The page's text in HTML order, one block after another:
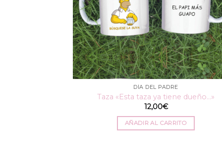
DÍA DEL PADRE
Taza «Esta taza ya tiene dueño…»
12,00€
AÑADIR AL CARRITO